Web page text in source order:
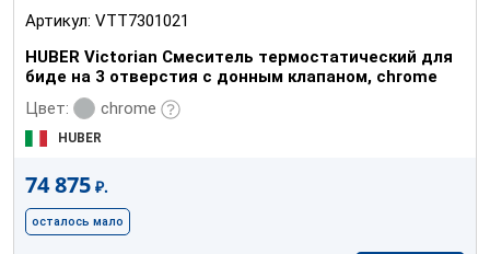
Артикул: VTT7301021
HUBER Victorian Смеситель термостатический для
биде на 3 отверстия с донным клапаном, chrome
Цвет:
chrome
HUBER
74 875 ₽.
осталось мало